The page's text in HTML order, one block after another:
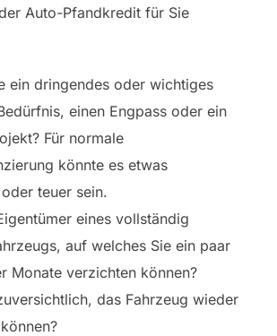
Auto-Pfandkredit für Sie
ein dringendes oder wichtiges
einen Engpass oder ein
Für normale
könnte es etwas
teuer sein.
eines vollständig
auf welches Sie ein paar
Monate verzichten können?
das Fahrzeug wieder